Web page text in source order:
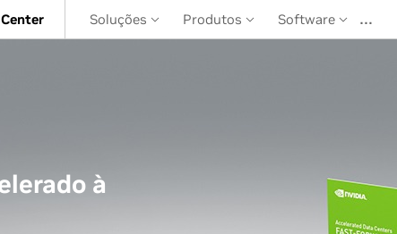
Soluções Produtos Software …
à